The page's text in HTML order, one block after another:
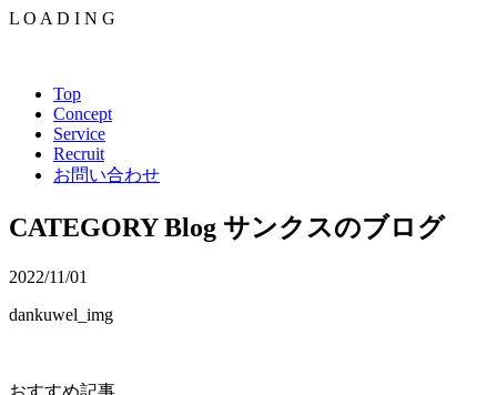
L O A D I N G
Top
Concept
Service
Recruit
お問い合わせ
CATEGORY Blog サンクスのブログ
2022/11/01
dankuwel_img
おすすめ記事